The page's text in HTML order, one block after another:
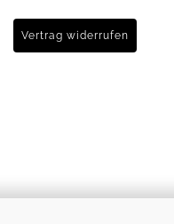
Vertrag widerrufen